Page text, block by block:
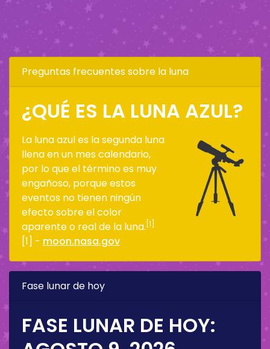
Preguntas frecuentes sobre la luna
¿QUÉ ES LA LUNA AZUL?
La luna azul es la segunda luna
llena en un mes calendario,
por lo que el término es muy
engañoso, porque estos
eventos no tienen ningún
efecto sobre el color
aparente o real de la luna. [1]
[1] - moon.nasa.gov
Fase lunar de hoy
FASE LUNAR DE HOY: